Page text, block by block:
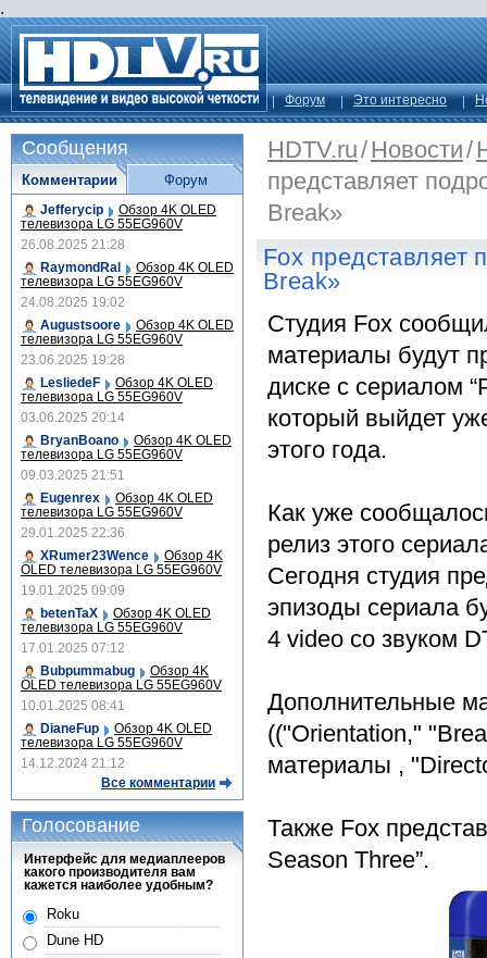
.
Форум Это интересно
HDTV.ru/Новости/
представляет
Break»
Fox представляет
Break»
Студия Fox
материалы будут
диске с сериалом
который выйдет
этого года.
Как уже
релиз этого
Сегодня студия
эпизоды сериала
4 video со звуком
Дополнительные
(("Orientation,"
материалы ,
Также Fox
Season Three”.
Сообщения
Комментарии
Jefferycip Обзор 4K OLED
телевизора LG 55EG960V
26.08.2025 21:28
RaymondRal
Обзор 4K OLED
телевизора LG 55EG960V
24.08.2025 19:02
Augustsoore
Обзор 4K OLED
телевизора LG 55EG960V
23.06.2025 19:28
LesliedeF
Обзор 4K OLED
телевизора LG 55EG960V
03.06.2025 20:14
BryanBoano
Обзор 4K OLED
телевизора LG 55EG960V
09.03.2025 21:51
Eugenrex
Обзор 4K OLED
телевизора LG 55EG960V
29.01.2025 22:36
XRumer23Wence
Обзор 4K
OLED телевизора LG 55EG960V
19.01.2025 09:09
betenTaX
Обзор 4K OLED
телевизора LG 55EG960V
17.01.2025 07:12
Bubpummabug
Обзор 4K
OLED телевизора LG 55EG960V
10.01.2025 08:41
DianeFup
Обзор 4K OLED
телевизора LG 55EG960V
14.12.2024 21:12
Все комментарии
Форум
Голосование
Интерфейс для медиаплееров
какого производителя вам
кажется наиболее удобным?
Roku
Dune HD